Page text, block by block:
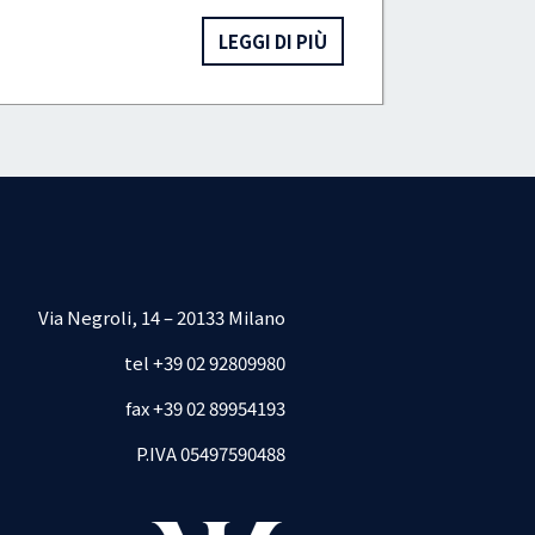
LEGGI DI PIÙ
Via Negroli, 14 – 20133 Milano
tel +39 02 92809980
fax +39 02 89954193
P.IVA 05497590488